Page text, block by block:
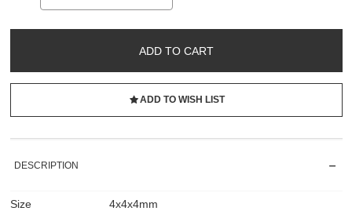
ADD TO CART
ADD TO WISH LIST
DESCRIPTION
Size
4x4x4mm